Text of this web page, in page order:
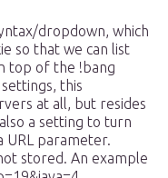
dropdown, which
so that we can list
top of the !bang
this
at all, but resides
a setting to turn
URL parameter.
stored. An example